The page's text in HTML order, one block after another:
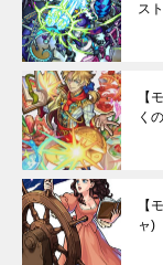
ス
【
く
【
ャ)